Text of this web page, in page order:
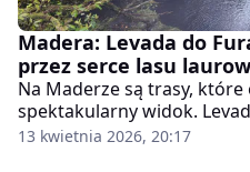
Madera: Levada do
przez serce lasu
Na Maderze są trasy,
spektakularny widok.
inaczej – to ciągła podróż
13 kwietnia 2026, 20:17